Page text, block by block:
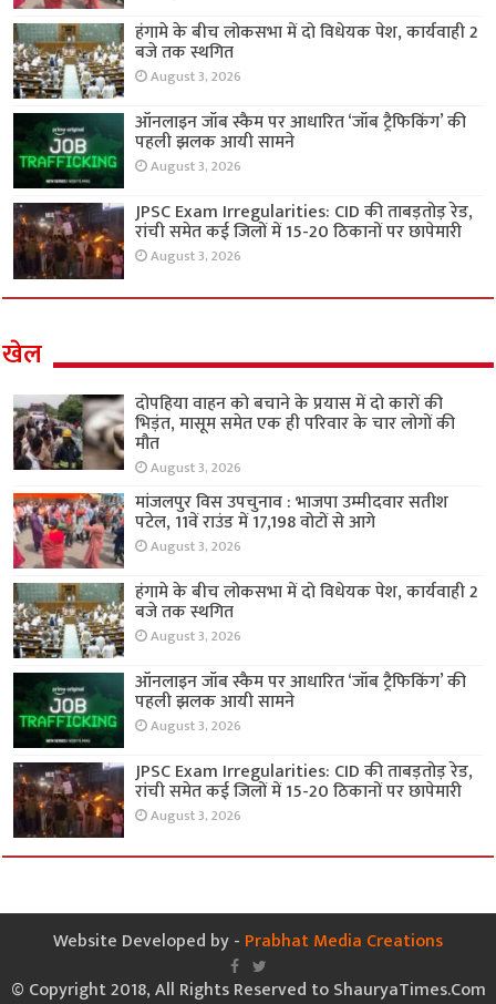
हंगामे के बीच लोकसभा में दो विधेयक पेश, कार्यवाही 2
बजे तक स्थगित
August 3, 2026
ऑनलाइन जॉब स्कैम पर आधारित ‘जॉब ट्रैफिकिंग’ की
पहली झलक आयी सामने
August 3, 2026
JPSC Exam Irregularities: CID की ताबड़तोड़ रेड,
रांची समेत कई जिलों में 15-20 ठिकानों पर छापेमारी
August 3, 2026
खेल
दोपहिया वाहन को बचाने के प्रयास में दो कारों की
भिड़ंत, मासूम समेत एक ही परिवार के चार लोगों की
मौत
August 3, 2026
मांजलपुर विस उपचुनाव : भाजपा उम्मीदवार सतीश
पटेल, 11वें राउंड में 17,198 वोटों से आगे
August 3, 2026
हंगामे के बीच लोकसभा में दो विधेयक पेश, कार्यवाही 2
बजे तक स्थगित
August 3, 2026
ऑनलाइन जॉब स्कैम पर आधारित ‘जॉब ट्रैफिकिंग’ की
पहली झलक आयी सामने
August 3, 2026
JPSC Exam Irregularities: CID की ताबड़तोड़ रेड,
रांची समेत कई जिलों में 15-20 ठिकानों पर छापेमारी
August 3, 2026
Website Developed by - Prabhat Media Creations
© Copyright 2018, All Rights Reserved to ShauryaTimes.Com